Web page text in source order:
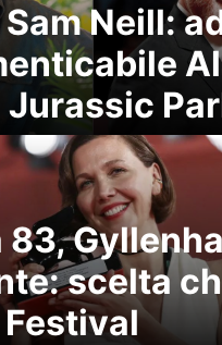
Neill:
Jurassic
83,
scelta